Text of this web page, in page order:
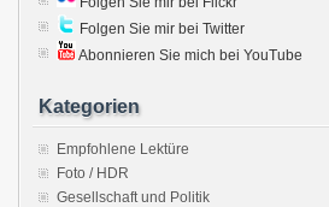
Folgen Sie mir bei Twitter
Abonnieren Sie mich bei YouTube
Kategorien
Empfohlene Lektüre
Foto / HDR
Gesellschaft und Politik